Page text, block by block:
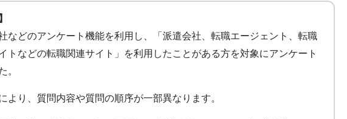
などのアンケート機能を利用し、「派遣会社、転職エージェント、転職
トなどの転職関連サイト」を利用したことがある方を対象にアンケート
。
より、質問内容や質問の順序が一部異なります。